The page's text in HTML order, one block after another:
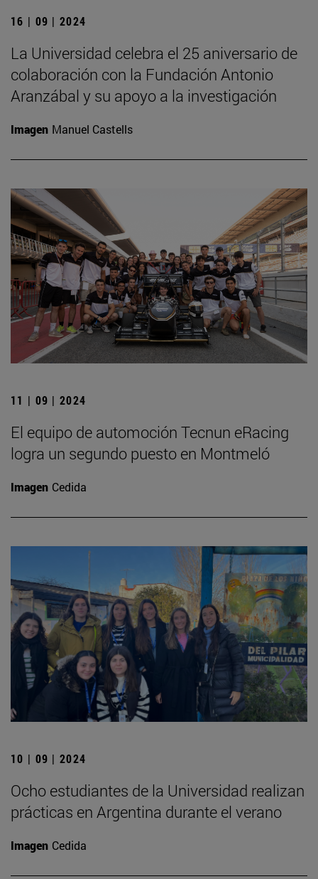
16 | 09 | 2024
La Universidad celebra el 25 aniversario de
colaboración con la Fundación Antonio
Aranzábal y su apoyo a la investigación
Imagen Manuel Castells
11 | 09 | 2024
El equipo de automoción Tecnun eRacing
logra un segundo puesto en Montmeló
Imagen Cedida
10 | 09 | 2024
Ocho estudiantes de la Universidad realizan
prácticas en Argentina durante el verano
Imagen Cedida